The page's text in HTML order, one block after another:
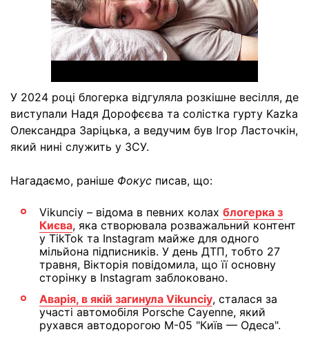
У 2024 році блогерка відгуляла розкішне весілля, де
виступали Надя Дорофєєва та солістка гурту Kazka
Олександра Заріцька, а ведучим був Ігор Ласточкін,
який нині служить у ЗСУ.
Нагадаємо, раніше Фокус писав, що:
Vikunciy – відома в певних колах блогерка з
Києва, яка створювала розважальний контент
у TikTok та Instagram майже для одного
мільйона підписників. У день ДТП, тобто 27
травня, Вікторія повідомила, що її основну
сторінку в Instagram заблоковано.
Аварія, в якій загинула Vikunciy, сталася за
участі автомобіля Porsche Cayenne, який
рухався автодорогою М-05 "Київ — Одеса".